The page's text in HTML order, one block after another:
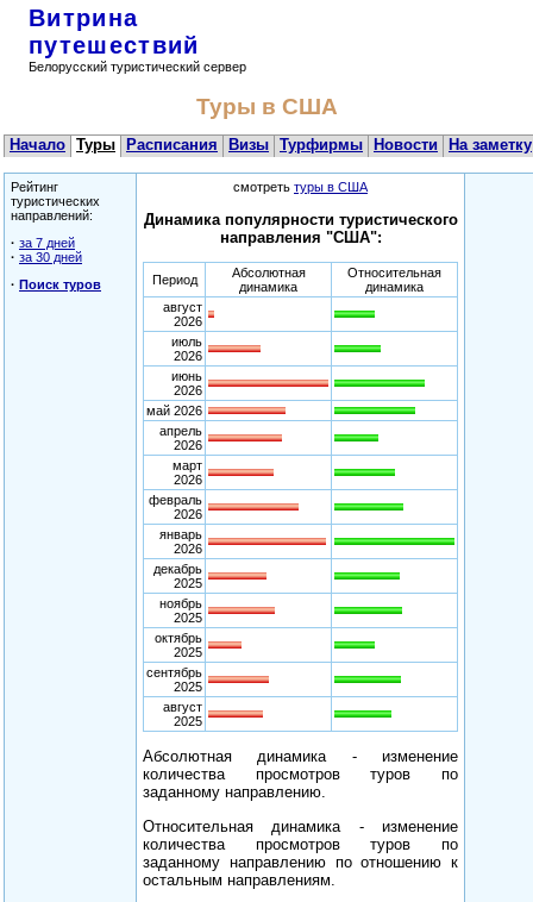
Витрина
путешествий
Белорусский туристический сервер
Туры в США
Начало Туры Расписания Визы Турфирмы Новости На заметку
Рейтинг
туристических
направлений:
· за 7 дней
· за 30 дней
· Поиск туров
смотреть туры в США
Динамика популярности туристического
направления "США":
Период
Абсолютная
динамика
Относительная
динамика
август
2026
июль
2026
июнь
2026
май 2026
апрель
2026
март
2026
февраль
2026
январь
2026
декабрь
2025
ноябрь
2025
октябрь
2025
сентябрь
2025
август
2025
Абсолютная динамика - изменение
количества просмотров туров по
заданному направлению.
Относительная динамика - изменение
количества просмотров туров по
заданному направлению по отношению к
остальным направлениям.